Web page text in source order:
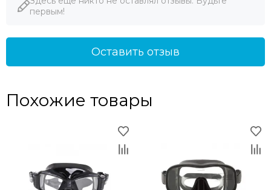
первым!
Оставить отзыв
Похожие товары